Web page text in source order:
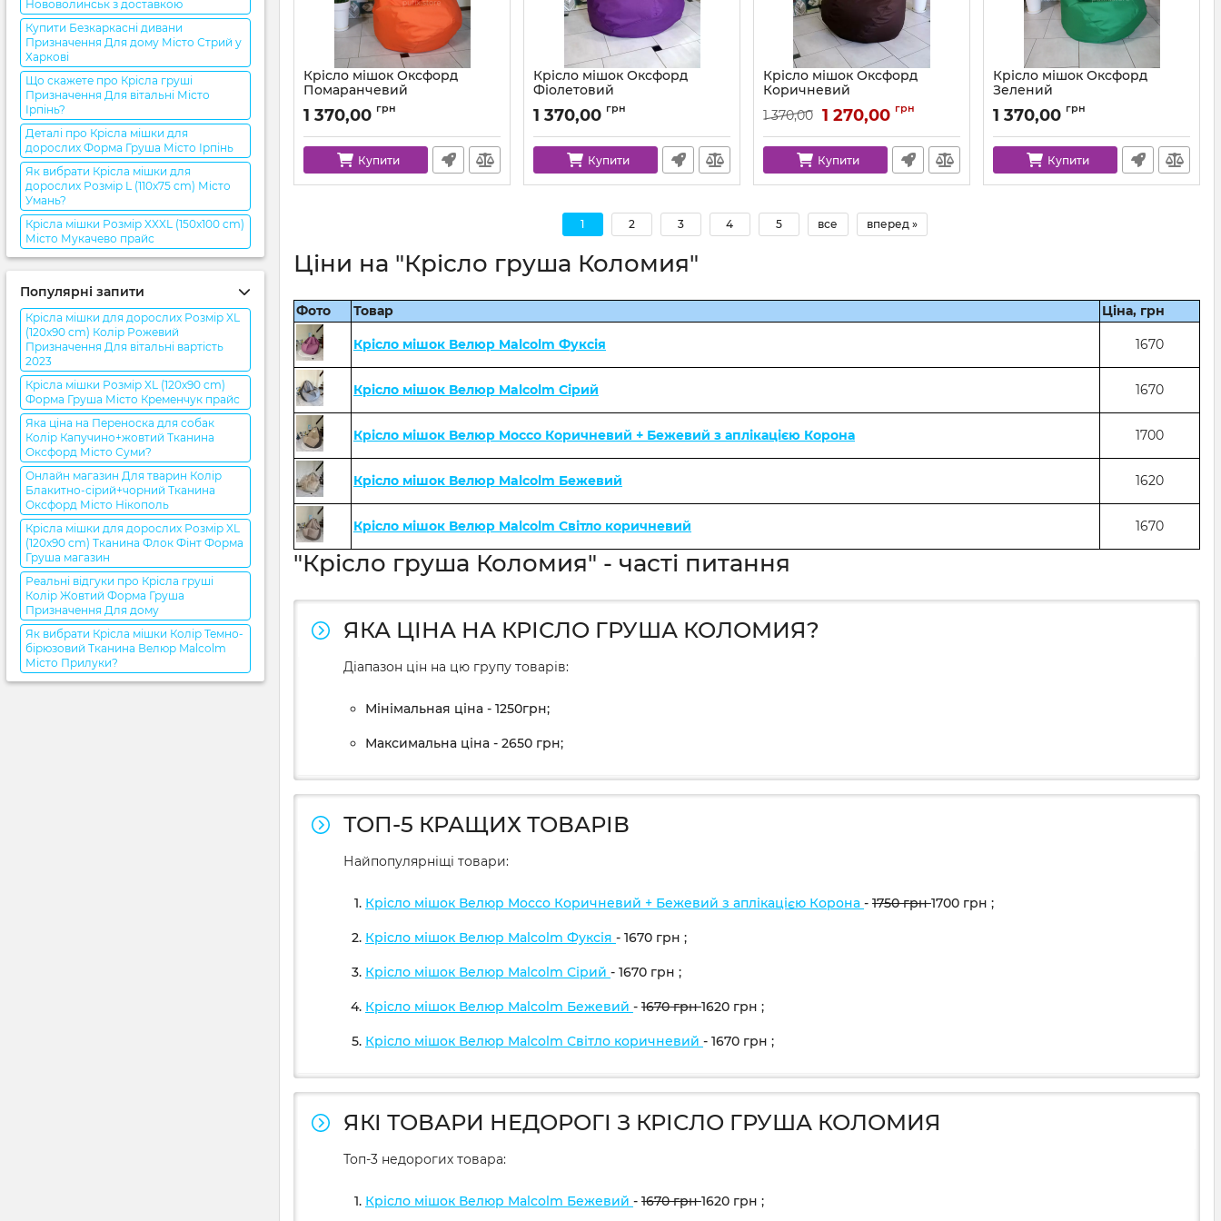
Нововолинськ з доставкою
Купити Безкаркасні дивани
Призначення Для дому Місто Стрий у
Харкові
Що скажете про Крісла груші
Призначення Для вітальні Місто
Ірпінь?
Деталі про Крісла мішки для
дорослих Форма Груша Місто Ірпінь
Як вибрати Крісла мішки для
дорослих Розмір L (110x75 cm) Місто
Умань?
Крісла мішки Розмір XXXL (150x100 cm)
Місто Мукачево прайс
Популярні запити
Крісла мішки для дорослих Розмір XL
(120x90 cm) Колір Рожевий
Призначення Для вітальні вартість
2023
Крісла мішки Розмір XL (120x90 cm)
Форма Груша Місто Кременчук прайс
Яка ціна на Переноска для собак
Колір Капучино+жовтий Тканина
Оксфорд Місто Суми?
Онлайн магазин Для тварин Колір
Блакитно-сірий+чорний Тканина
Оксфорд Місто Нікополь
Крісла мішки для дорослих Розмір XL
(120x90 cm) Тканина Флок Фінт Форма
Груша магазин
Реальні відгуки про Крісла груші
Колір Жовтий Форма Груша
Призначення Для дому
Як вибрати Крісла мішки Колір Темно-
бірюзовий Тканина Велюр Malcolm
Місто Прилуки?
Крісло мішок Оксфорд
Помаранчевий
Артикул: km-ox-157-l
1 370,00 грн
Купити
Крісло мішок Оксфорд
Фіолетовий
Артикул: km-ox-339-l
1 370,00 грн
Купити
Крісло мішок Оксфорд
Коричневий
Артикул: km-ox-303-l
1 370,00 1 270,00 грн
Купити
Крісло мішок Оксфорд
Зелений
Артикул: km-ox-243-l
1 370,00 грн
Купити
1 2 3 4 5 все вперед »
Ціни на "Крісло груша Коломия"
Фото Товар Ціна, грн
Крісло мішок Велюр Malcolm Фуксія 1670
Крісло мішок Велюр Malcolm Сірий 1670
Крісло мішок Велюр Mocco Коричневий + Бежевий з аплікацією Корона 1700
Крісло мішок Велюр Malcolm Бежевий 1620
Крісло мішок Велюр Malcolm Світло коричневий 1670
"Крісло груша Коломия" - часті питання
ЯКА ЦІНА НА КРІСЛО ГРУША КОЛОМИЯ?
Діапазон цін на цю групу товарів:
Мінімальная ціна - 1250грн;
Максимальна ціна - 2650 грн;
ТОП-5 КРАЩИХ ТОВАРІВ
Найпопулярніщі товари:
Крісло мішок Велюр Mocco Коричневий + Бежевий з аплікацією Корона - 1750грн1700 грн ;
Крісло мішок Велюр Malcolm Фуксія - 1670 грн ;
Крісло мішок Велюр Malcolm Сірий - 1670 грн ;
Крісло мішок Велюр Malcolm Бежевий - 1670грн1620 грн ;
Крісло мішок Велюр Malcolm Світло коричневий - 1670 грн ;
ЯКІ ТОВАРИ НЕДОРОГІ З КРІСЛО ГРУША КОЛОМИЯ
Топ-3 недорогих товара:
Крісло мішок Велюр Malcolm Бежевий - 1670грн1620 грн ;